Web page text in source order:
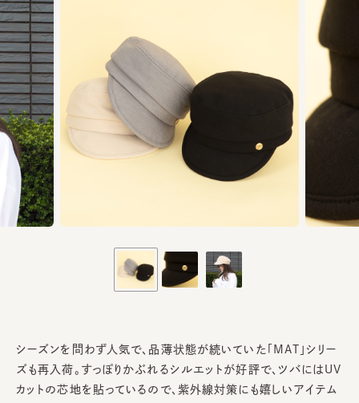
シーズンを問わず人気で、品薄状態が続いていた「MAT」シリー
ズも再入荷。すっぽりかぶれるシルエットが好評で、ツバにはUV
カットの芯地を貼っているので、紫外線対策にも嬉しいアイテム